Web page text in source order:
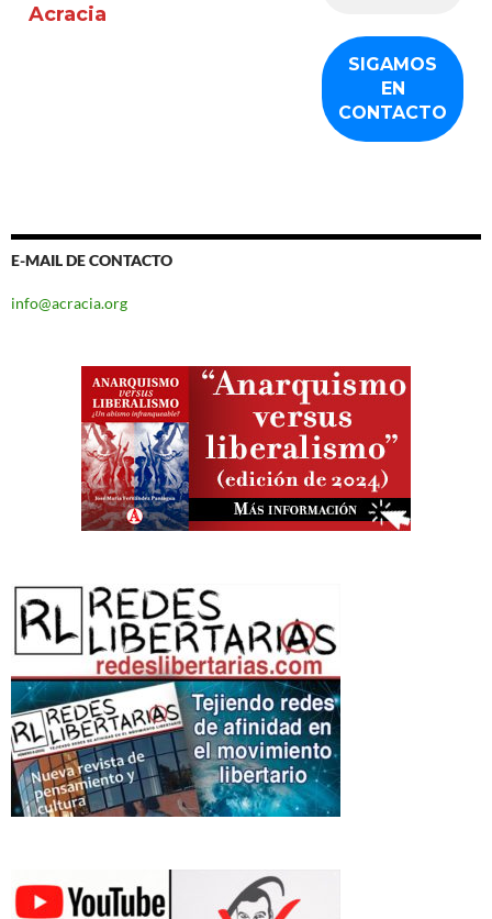
Acracia
E-MAIL DE CONTACTO
info@acracia.org